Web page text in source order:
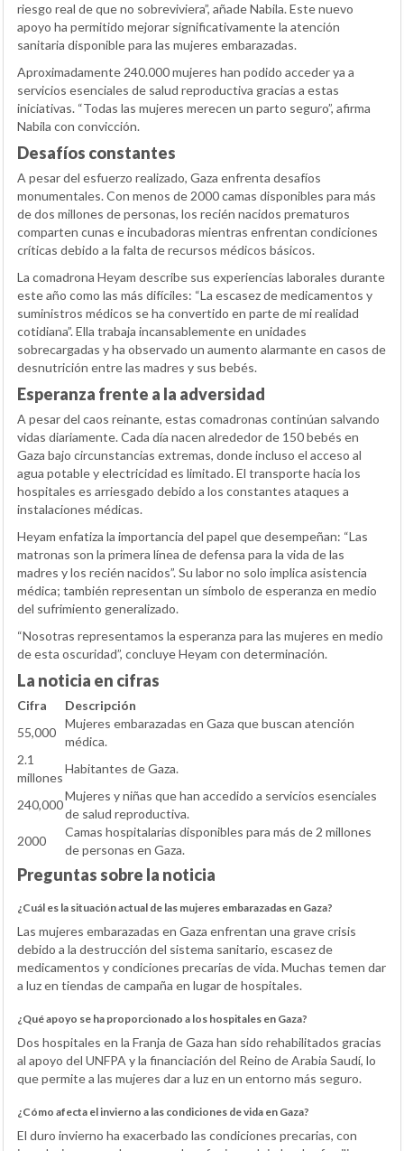
riesgo real de que no sobreviviera”, añade Nabila. Este nuevo
apoyo ha permitido mejorar significativamente la atención
sanitaria disponible para las mujeres embarazadas.
Aproximadamente 240.000 mujeres han podido acceder ya a
servicios esenciales de salud reproductiva gracias a estas
iniciativas. “Todas las mujeres merecen un parto seguro”, afirma
Nabila con convicción.
Desafíos constantes
A pesar del esfuerzo realizado, Gaza enfrenta desafíos
monumentales. Con menos de 2000 camas disponibles para más
de dos millones de personas, los recién nacidos prematuros
comparten cunas e incubadoras mientras enfrentan condiciones
críticas debido a la falta de recursos médicos básicos.
La comadrona Heyam describe sus experiencias laborales durante
este año como las más difíciles: “La escasez de medicamentos y
suministros médicos se ha convertido en parte de mi realidad
cotidiana”. Ella trabaja incansablemente en unidades
sobrecargadas y ha observado un aumento alarmante en casos de
desnutrición entre las madres y sus bebés.
Esperanza frente a la adversidad
A pesar del caos reinante, estas comadronas continúan salvando
vidas diariamente. Cada día nacen alrededor de 150 bebés en
Gaza bajo circunstancias extremas, donde incluso el acceso al
agua potable y electricidad es limitado. El transporte hacia los
hospitales es arriesgado debido a los constantes ataques a
instalaciones médicas.
Heyam enfatiza la importancia del papel que desempeñan: “Las
matronas son la primera línea de defensa para la vida de las
madres y los recién nacidos”. Su labor no solo implica asistencia
médica; también representan un símbolo de esperanza en medio
del sufrimiento generalizado.
“Nosotras representamos la esperanza para las mujeres en medio
de esta oscuridad”, concluye Heyam con determinación.
La noticia en cifras
Cifra
Descripción
55,000
Mujeres embarazadas en Gaza que buscan atención
médica.
2.1
millones
Habitantes de Gaza.
240,000
Mujeres y niñas que han accedido a servicios esenciales
de salud reproductiva.
2000
Camas hospitalarias disponibles para más de 2 millones
de personas en Gaza.
Preguntas sobre la noticia
¿Cuál es la situación actual de las mujeres embarazadas en Gaza?
Las mujeres embarazadas en Gaza enfrentan una grave crisis
debido a la destrucción del sistema sanitario, escasez de
medicamentos y condiciones precarias de vida. Muchas temen dar
a luz en tiendas de campaña en lugar de hospitales.
¿Qué apoyo se ha proporcionado a los hospitales en Gaza?
Dos hospitales en la Franja de Gaza han sido rehabilitados gracias
al apoyo del UNFPA y la financiación del Reino de Arabia Saudí, lo
que permite a las mujeres dar a luz en un entorno más seguro.
¿Cómo afecta el invierno a las condiciones de vida en Gaza?
El duro invierno ha exacerbado las condiciones precarias, con